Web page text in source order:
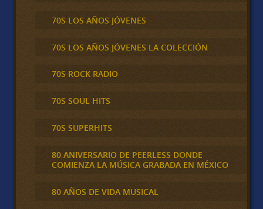
70S LOS AÑOS JÓVENES
70S LOS AÑOS JÓVENES LA COLECCIÓN
70S ROCK RADIO
70S SOUL HITS
70S SUPERHITS
80 ANIVERSARIO DE PEERLESS DONDE
COMIENZA LA MÚSICA GRABADA EN MÉXICO
80 AÑOS DE VIDA MUSICAL